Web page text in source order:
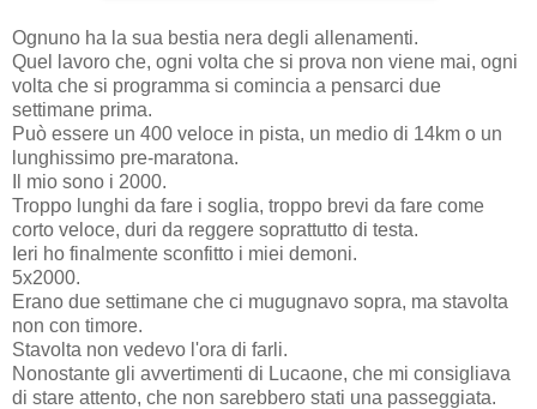
Ognuno ha la sua bestia nera degli allenamenti.
Quel lavoro che, ogni volta che si prova non viene mai, ogni
volta che si programma si comincia a pensarci due
settimane prima.
Può essere un 400 veloce in pista, un medio di 14km o un
lunghissimo pre-maratona.
Il mio sono i 2000.
Troppo lunghi da fare i soglia, troppo brevi da fare come
corto veloce, duri da reggere soprattutto di testa.
Ieri ho finalmente sconfitto i miei demoni.
5x2000.
Erano due settimane che ci mugugnavo sopra, ma stavolta
non con timore.
Stavolta non vedevo l'ora di farli.
Nonostante gli avvertimenti di Lucaone, che mi consigliava
di stare attento, che non sarebbero stati una passeggiata.